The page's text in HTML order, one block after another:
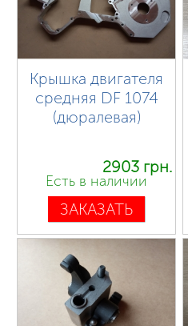
Крышка двигателя
средняя DF 1074
(дюралевая)
2903 грн.
Есть в наличии
ЗАКАЗАТЬ